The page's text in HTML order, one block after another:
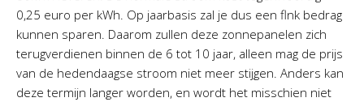
0,25 euro per kWh. Op jaarbasis zal je dus een flnk bedrag
kunnen sparen. Daarom zullen deze zonnepanelen zich
terugverdienen binnen de 6 tot 10 jaar, alleen mag de prijs
van de hedendaagse stroom niet meer stijgen. Anders kan
deze termijn langer worden, en wordt het misschien niet